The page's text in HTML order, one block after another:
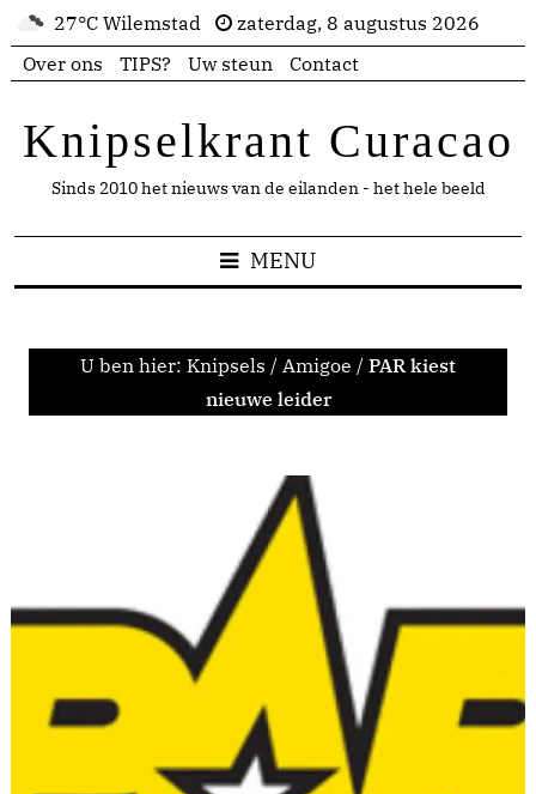
27°C Wilemstad
zaterdag, 8 augustus 2026
Over ons
TIPS? Uw steun Contact
Knipselkrant Curacao
Sinds 2010 het nieuws van de eilanden - het hele beeld
MENU
U ben hier: Knipsels / Amigoe / PAR kiest
nieuwe leider